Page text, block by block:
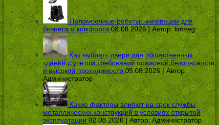
Поломоечные роботы: инновации для
бизнеса и комфорта 08.08.2026 | Автор:kmveg
Как выбрать двери для общественных
зданий с учётом требований пожарной безопасности
и высокой проходимости 05.08.2026 | Автор:
Администратор
Какие факторы влияют на срок службы
металлических конструкций в условиях открытой
эксплуатации 02.08.2026 | Автор:Администратор